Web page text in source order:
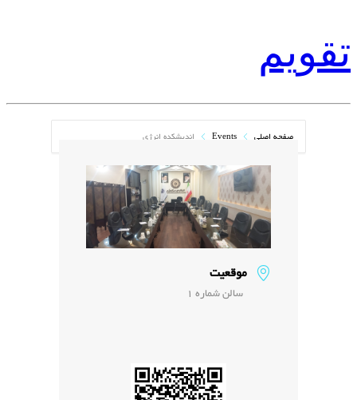
تقویم
صفحه اصلی Events اندیشکده انرژی
موقعیت
سالن شماره 1